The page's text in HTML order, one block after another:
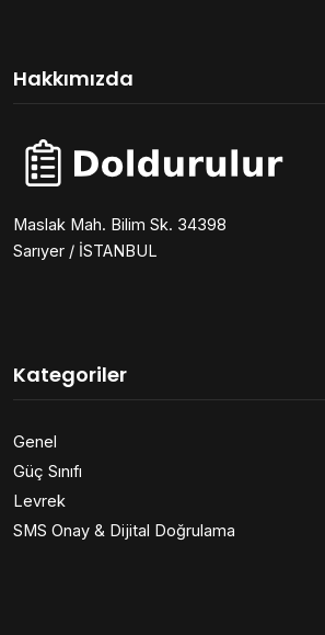
Hakkımızda
Maslak Mah. Bilim Sk. 34398
Sarıyer / İSTANBUL
Kategoriler
Genel
Güç Sınıfı
Levrek
SMS Onay & Dijital Doğrulama